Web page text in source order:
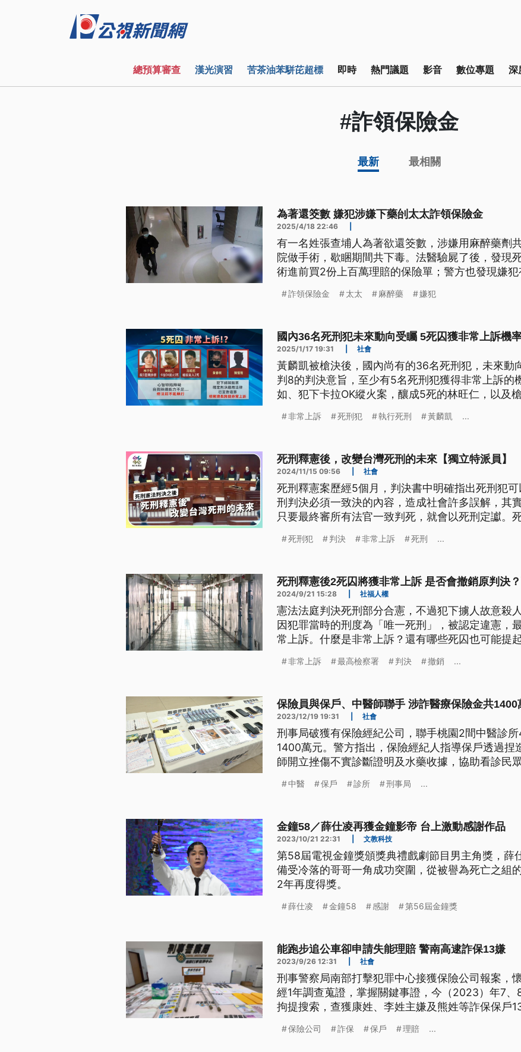
總預算審查 漢光演習 苦茶油苯駢芘超標 即時 熱門議題 影音 數位專題 深
#詐領保險金
最新 最相關
為著還筊數 嫌犯涉嫌下藥刣太太詐領保險金
2025/4/18 22:46
有一名姓張查埔人為著欲還筊數，涉嫌用麻醉藥劑
院做手術，歇睏期間共下毒。法醫驗屍了後，發現
術進前買2份上百萬理賠的保險單；警方也發現嫌
詐領保險金 太太 麻醉藥 嫌犯
國內36名死刑犯未來動向受矚 5死囚獲非常上訴機
2025/1/17 19:31 社會
黃麟凱被槍決後，國內尚有的36名死刑犯，未來動
判8的判決意旨，至少有5名死刑犯獲得非常上訴的
如、犯下卡拉OK縱火案，釀成5死的林旺仁，以及
陳憶隆，則是因為確定判決適用的法律，已被宣告
非常上訴 死刑犯 執行死刑 黃麟凱 ...
死刑釋憲後，改變台灣死刑的未來【獨立特派員】
2024/11/15 09:56 社會
死刑釋憲案歷經5個月，判決書中明確指出死刑犯
刑判決必須一致決的內容，造成社會許多誤解，其
只要最終審所有法官一致判死，就會以死刑定讞。
死刑犯 判決 非常上訴 死刑 ...
死刑釋憲後2死囚將獲非常上訴 是否會撤銷原判決
2024/9/21 15:28 社福人權
憲法法庭判決死刑部分合憲，不過犯下擄人故意殺
因犯罪當時的刑度為「唯一死刑」，被認定違憲，
常上訴。什麼是非常上訴？還有哪些死囚也可能提
非常上訴 最高檢察署 判決 撤銷 ...
保險員與保戶、中醫師聯手 涉詐醫療保險金共1400
2023/12/19 19:31 社會
刑事局破獲有保險經紀公司，聯手桃園2間中醫診
1400萬元。警方指出，保險經紀人指導保戶透過捏
師開立挫傷不實診斷證明及水藥收據，協助看診民
依加重詐欺和偽造文書罪送辦。保險經紀人公會則
中醫 保戶 診所 刑事局 ...
金鐘58／薛仕凌再獲金鐘影帝 台上激動感謝作品
2023/10/21 22:31 文教科技
第58屆電視金鐘獎頒獎典禮戲劇節目男主角獎，薛
備受冷落的哥哥一角成功突圍，從被譽為死亡之組
2年再度得獎。
薛仕凌 金鐘58 感謝 第56屆金鐘獎
能跑步追公車卻申請失能理賠 警南高逮詐保13嫌
2023/9/26 12:31 社會
刑事警察局南部打擊犯罪中心接獲保險公司報案，
經1年調查蒐證，掌握關鍵事證，今（2023）年7
拘提搜索，查獲康姓、李姓主嫌及熊姓等詐保保戶
保險公司 詐保 保戶 理賠 ...